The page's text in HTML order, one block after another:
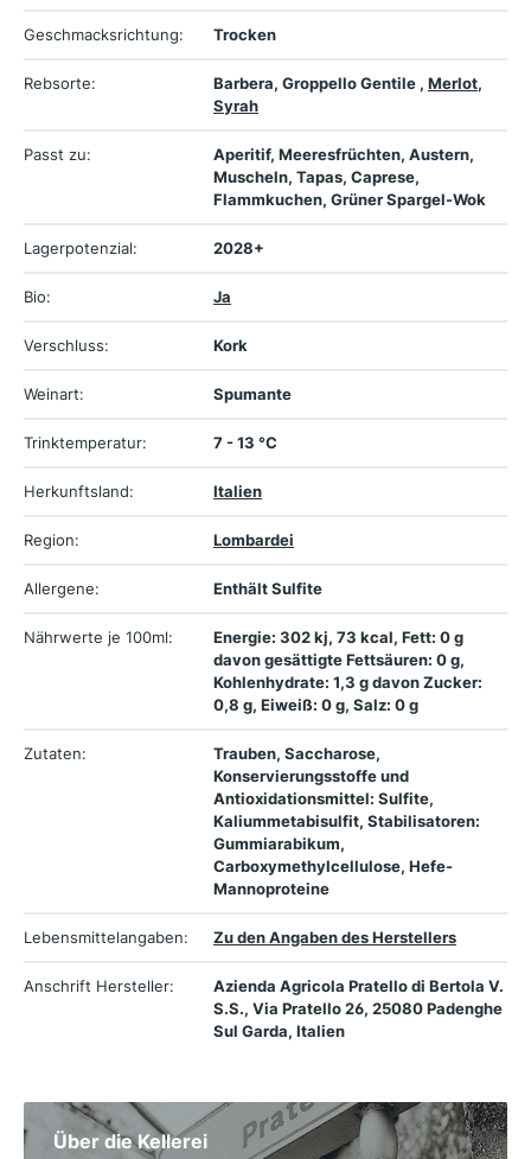
Geschmacksrichtung: Trocken
Rebsorte: Barbera, Groppello Gentile , Merlot,
Syrah
Passt zu:
Aperitif, Meeresfrüchten, Austern,
Muscheln, Tapas, Caprese,
Flammkuchen, Grüner Spargel-Wok
Lagerpotenzial: 2028+
Bio: Ja
Verschluss: Kork
Weinart: Spumante
Trinktemperatur: 7 - 13 °C
Herkunftsland: Italien
Region: Lombardei
Allergene: Enthält Sulfite
Nährwerte je 100ml:
Energie: 302 kj, 73 kcal, Fett: 0 g
davon gesättigte Fettsäuren: 0 g,
Kohlenhydrate: 1,3 g davon Zucker:
0,8 g, Eiweiß: 0 g, Salz: 0 g
Zutaten:
Trauben, Saccharose,
Konservierungsstoffe und
Antioxidationsmittel: Sulfite,
Kaliummetabisulfit, Stabilisatoren:
Gummiarabikum,
Carboxymethylcellulose, Hefe-
Mannoproteine
Lebensmittelangaben: Zu den Angaben des Herstellers
Anschrift Hersteller:
Azienda Agricola Pratello di Bertola V.
S.S., Via Pratello 26, 25080 Padenghe
Sul Garda, Italien
Über die Kellerei